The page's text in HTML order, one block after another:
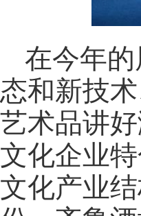
在今年
态和新技
艺术品讲
文化企业
文化产业